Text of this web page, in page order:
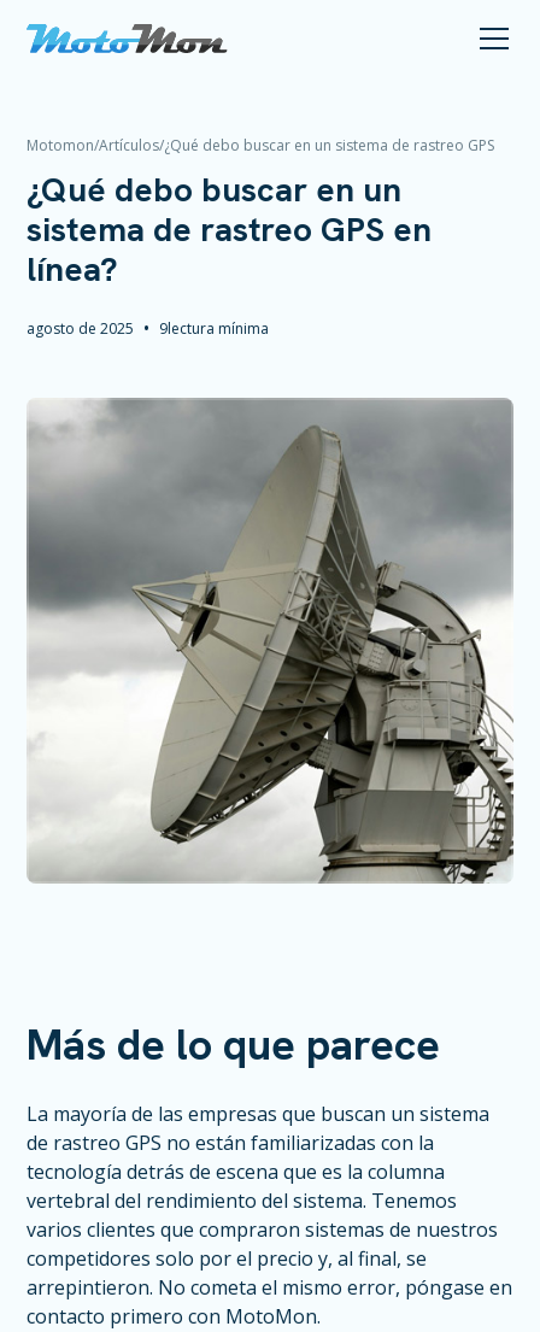
Motomon/Artículos/¿Qué debo buscar en un sistema de rastreo GPS
¿Qué debo buscar en un
sistema de rastreo GPS en
línea?
agosto de 2025 • 9lectura mínima
Más de lo que parece
La mayoría de las empresas que buscan un sistema
de rastreo GPS no están familiarizadas con la
tecnología detrás de escena que es la columna
vertebral del rendimiento del sistema. Tenemos
varios clientes que compraron sistemas de nuestros
competidores solo por el precio y, al final, se
arrepintieron. No cometa el mismo error, póngase en
contacto primero con MotoMon.